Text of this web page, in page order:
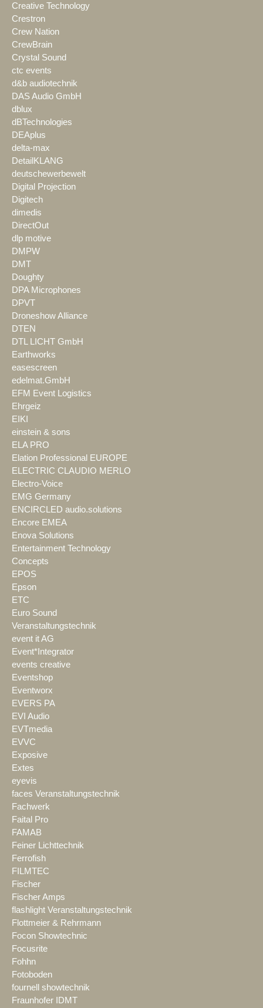
Creative Technology
Crestron
Crew Nation
CrewBrain
Crystal Sound
ctc events
d&b audiotechnik
DAS Audio GmbH
dblux
dBTechnologies
DEAplus
delta-max
DetailKLANG
deutschewerbewelt
Digital Projection
Digitech
dimedis
DirectOut
dlp motive
DMPW
DMT
Doughty
DPA Microphones
DPVT
Droneshow Alliance
DTEN
DTL LICHT GmbH
Earthworks
easescreen
edelmat.GmbH
EFM Event Logistics
Ehrgeiz
EIKI
einstein & sons
ELA PRO
Elation Professional EUROPE
ELECTRIC CLAUDIO MERLO
Electro-Voice
EMG Germany
ENCIRCLED audio.solutions
Encore EMEA
Enova Solutions
Entertainment Technology
Concepts
EPOS
Epson
ETC
Euro Sound
Veranstaltungstechnik
event it AG
Event*Integrator
events creative
Eventshop
Eventworx
EVERS PA
EVI Audio
EVTmedia
EVVC
Exposive
Extes
eyevis
faces Veranstaltungstechnik
Fachwerk
Faital Pro
FAMAB
Feiner Lichttechnik
Ferrofish
FILMTEC
Fischer
Fischer Amps
flashlight Veranstaltungstechnik
Flottmeier & Rehrmann
Focon Showtechnic
Focusrite
Fohhn
Fotoboden
fournell showtechnik
Fraunhofer IDMT